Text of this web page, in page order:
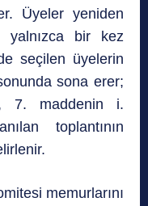
Üyeler yeniden
yalnızca bir kez
seçilen üyelerin
sona erer;
7. maddenin i.
toplantının
memurlarını